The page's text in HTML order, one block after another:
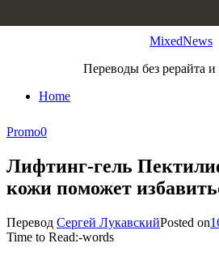
MixedNews
Переводы без рерайта
Home
Promo0
Лифтинг-гель
кожи поможет
Перевод Сергей ЛукавскийPosted on
Time to Read:-words